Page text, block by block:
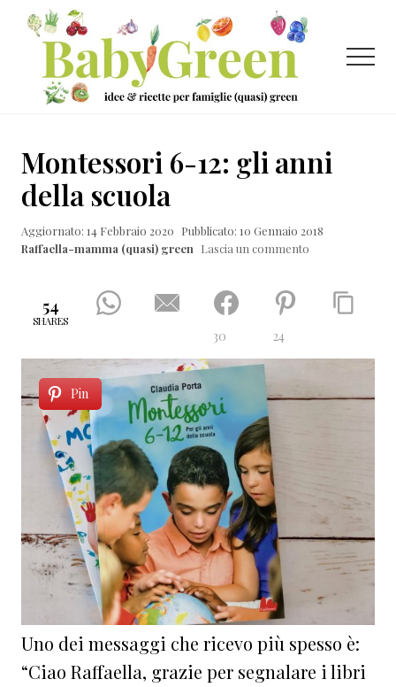
Menu
Passa
contenuto
principale
Passa
laterale
primaria
Passa
ricette
per
famiglie
Menu
Montessori 6-12: gli anni
della scuola
Aggiornato: 14 Febbraio 2020 Pubblicato: 10 Gennaio 2018
Raffaella-mamma (quasi) green Lascia un commento
54
SHARES
30 24
Pin
Uno dei messaggi che ricevo più spesso è:
“Ciao Raffaella, grazie per segnalare i libri